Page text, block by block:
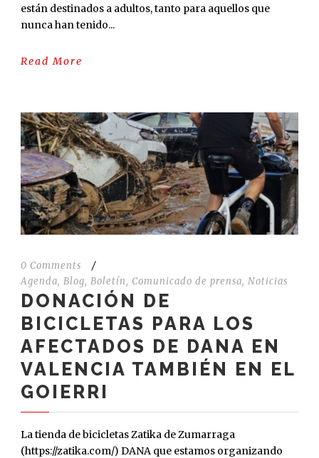
están destinados a adultos, tanto para aquellos que
nunca han tenido...
Read More
0 Comments
/
Agenda, Blog, Boletín, Comunicado de prensa, Noticias
DONACIÓN DE
BICICLETAS PARA LOS
AFECTADOS DE DANA EN
VALENCIA TAMBIÉN EN EL
GOIERRI
La tienda de bicicletas Zatika de Zumarraga
(https://zatika.com/) DANA que estamos organizando